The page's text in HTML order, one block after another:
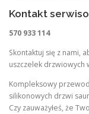
Kontakt
570 933 114
Skontaktuj się z nami,
uszczelek drzwiowych
Kompleksowy
silikonowych drzwi
Czy zauważyłeś, że